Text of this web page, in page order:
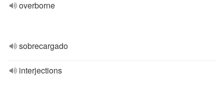
overborne
sobrecargado
interjections